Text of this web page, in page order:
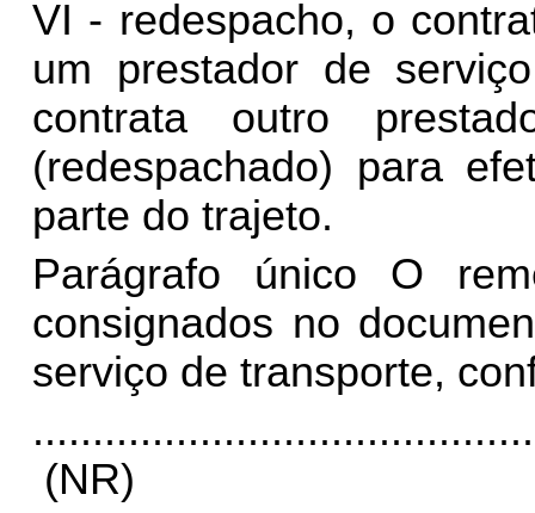
VI - redespacho, o
um prestador de
contrata outro
(redespachado) para
parte do trajeto.
Parágrafo único O
consignados no
serviço de transporte,
(NR)